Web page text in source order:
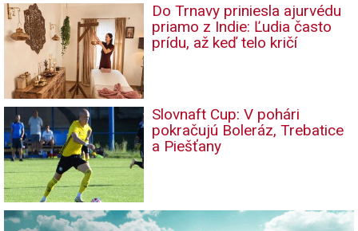
Do Trnavy priniesla ajurvédu
priamo z Indie: Ľudia často
prídu, až keď telo kričí
Slovnaft Cup: V pohári
pokračujú Boleráz, Trebatice
a Piešťany